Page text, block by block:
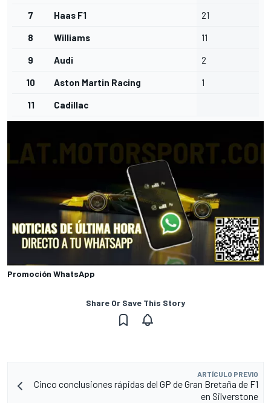
7 Haas F1 21
8 Williams 11
9 Audi 2
10 Aston Martin Racing 1
11 Cadillac
Promoción WhatsApp
Share Or Save This Story
ARTÍCULO PREVIO
Cinco conclusiones rápidas del GP de Gran Bretaña de F1
en Silverstone